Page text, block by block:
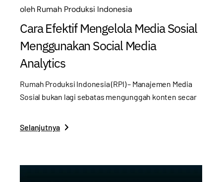
olehRumah Produksi Indonesia
Cara Efektif Mengelola Media Sosial
Menggunakan Social Media
Analytics
Rumah Produksi Indonesia (RPI) – Manajemen Media
Sosial bukan lagi sebatas mengunggah konten secar
Selanjutnya